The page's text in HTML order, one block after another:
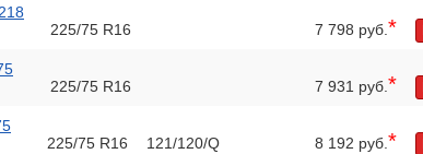
225/75 R16
7 798 руб. *
225/75 R16
7 931 руб. *
225/75 R16
121/120/Q 8 192 руб. *